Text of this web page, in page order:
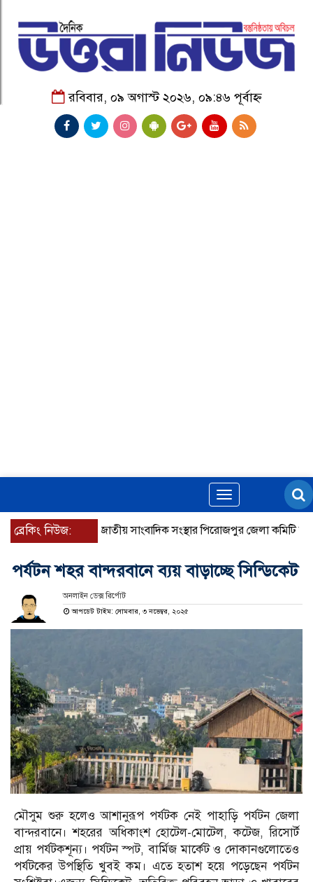
রবিবার, ০৯ অগাস্ট ২০২৬, ০৯:৪৬ পূর্বাহ্ন
Toggle
navigation
ব্রেকিং নিউজ:জাতীয় সাংবাদিক সংস্থার পিরোজপুর জেলা কমিটি অনুমোদন
পর্যটন শহর বান্দরবানে ব্যয় বাড়াচ্ছে সিন্ডিকেট
অনলাইন ডেক্স রির্পোট
আপডেট টাইম: সোমবার, ৩ নভেম্বর, ২০২৫
মৌসুম শুরু হলেও আশানুরূপ পর্যটক নেই পাহাড়ি পর্যটন জেলা
বান্দরবানে। শহরের অধিকাংশ হোটেল-মোটেল, কটেজ, রিসোর্ট
প্রায় পর্যটকশূন্য। পর্যটন স্পট, বার্মিজ মার্কেট ও দোকানগুলোতেও
পর্যটকের উপস্থিতি খুবই কম। এতে হতাশ হয়ে পড়েছেন পর্যটন